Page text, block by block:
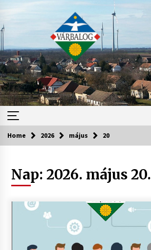
content
Home 2026 május 20
Nap: 2026. május 20.